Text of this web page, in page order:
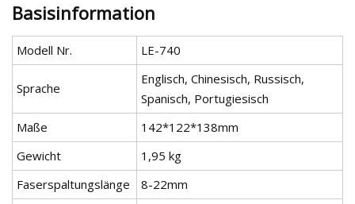
Basisinformation
Modell Nr. LE-740
Sprache
Englisch, Chinesisch, Russisch,
Spanisch, Portugiesisch
Maße
142*122*138mm
Gewicht
1,95 kg
Faserspaltungslänge
8-22mm